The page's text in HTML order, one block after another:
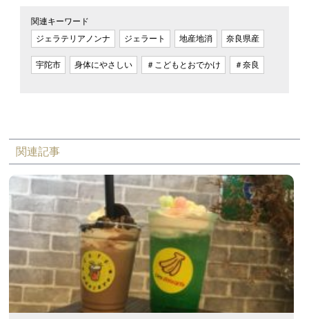
関連キーワード
ジェラテリアノンナ
ジェラート 地産地消 奈良県産
宇陀市 身体にやさしい ＃こどもとおでかけ ＃奈良
関連記事